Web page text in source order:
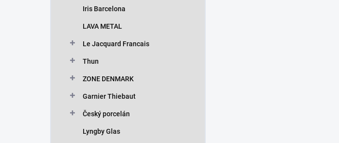
Iris Barcelona
LAVA METAL
Le Jacquard Francais
Thun
ZONE DENMARK
Garnier Thiebaut
Český porcelán
Lyngby Glas